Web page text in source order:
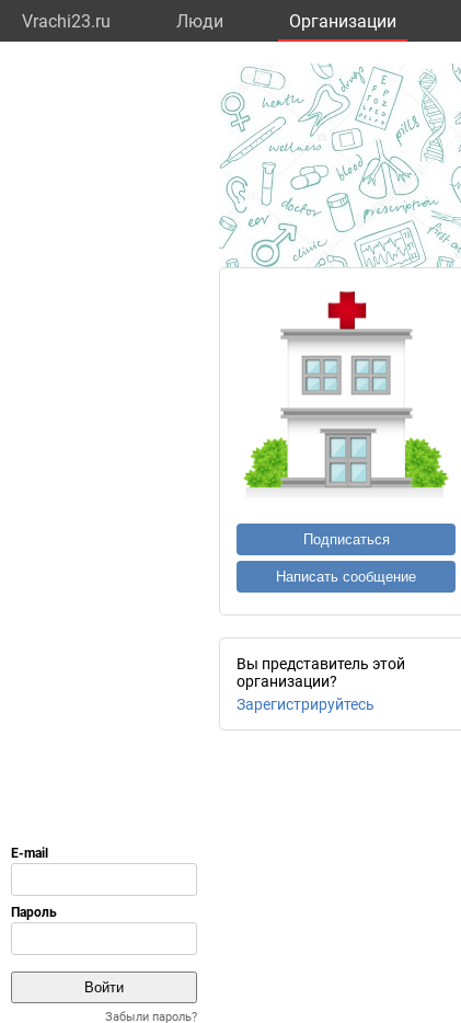
Vrachi23.ru Люди Организации
Забыли пароль?
Подписаться
Написать сообщение
Вы представитель этой
организации?
Зарегистрируйтесь